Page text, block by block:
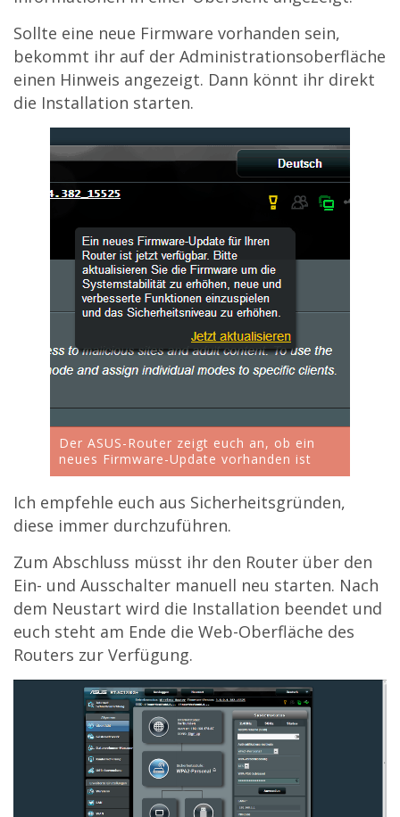
Sollte eine neue Firmware vorhanden sein,
bekommt ihr auf der Administrationsoberfläche
einen Hinweis angezeigt. Dann könnt ihr direkt
die Installation starten.
Der ASUS-Router zeigt euch an, ob ein
neues Firmware-Update vorhanden ist
Ich empfehle euch aus Sicherheitsgründen,
diese immer durchzuführen.
Zum Abschluss müsst ihr den Router über den
Ein- und Ausschalter manuell neu starten. Nach
dem Neustart wird die Installation beendet und
euch steht am Ende die Web-Oberfläche des
Routers zur Verfügung.